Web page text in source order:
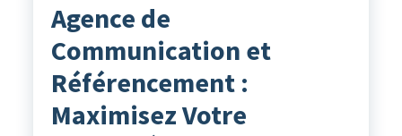
Agence de
Communication et
Référencement :
Maximisez Votre